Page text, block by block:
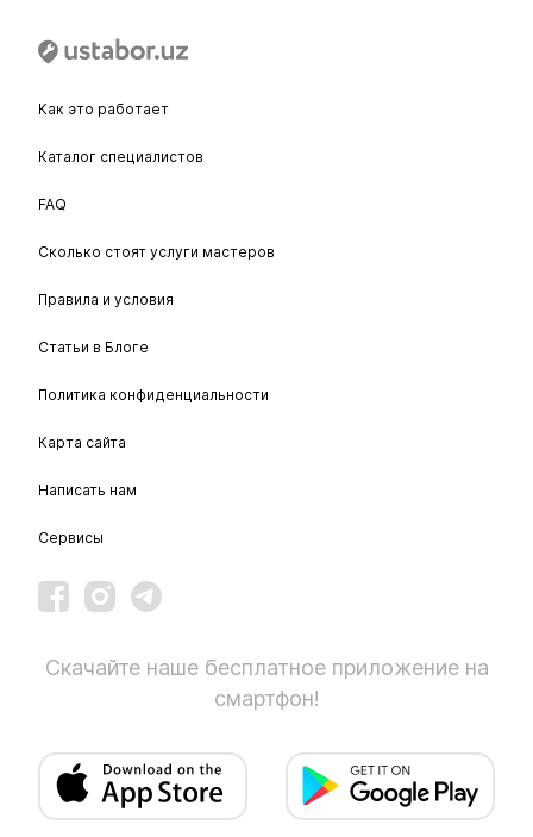
Как это работает
Каталог специалистов
FAQ
Сколько стоят услуги мастеров
Правила и условия
Статьи в Блоге
Политика конфиденциальности
Карта сайта
Написать нам
Сервисы
Скачайте наше бесплатное приложение на
смартфон!